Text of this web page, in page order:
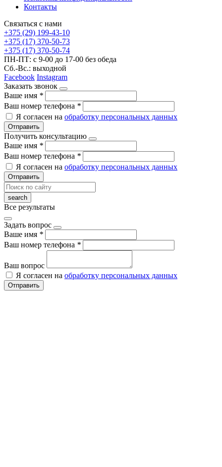
Контакты
Связаться с нами
+375 (29) 199-43-10
+375 (17) 370-50-73
+375 (17) 370-50-74
ПН-ПТ: с 9-00 до 17-00 без обеда
Сб.-Вс.: выходной
Facebook Instagram
Заказать звонок
Ваше имя *
Ваш номер телефона *
Я согласен на обработку персональных данных
Отправить
Получить консультацию
Ваше имя *
Ваш номер телефона *
Я согласен на обработку персональных данных
Отправить
Все результаты
Задать вопрос
Ваше имя *
Ваш номер телефона *
Ваш вопрос
Я согласен на обработку персональных данных
Отправить